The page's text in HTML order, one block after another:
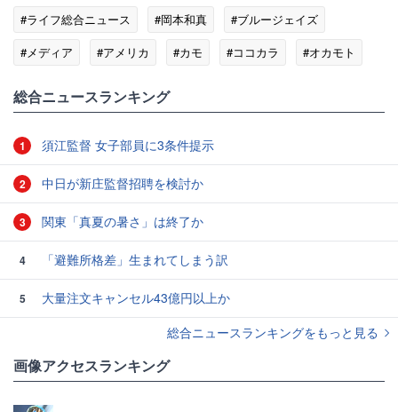
#ライフ総合ニュース #岡本和真
#ブルージェイズ
#メディア
#アメリカ #カモ #ココカラ #オカモト
総合ニュースランキング
1 須江監督 女子部員に3条件提示
2 中日が新庄監督招聘を検討か
3 関東「真夏の暑さ」は終了か
4 「避難所格差」生まれてしまう訳
5
大量注文キャンセル43億円以上か
総合ニュースランキングをもっと見る
画像アクセスランキング